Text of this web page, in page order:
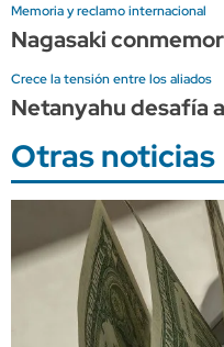
Memoria y reclamo internacional
Nagasaki
Crece la tensión entre los aliados
Netanyahu desafía
Otras noticias